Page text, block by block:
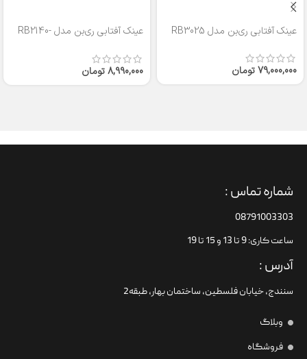
عینک آفتابی ری‌بن مدل RB3025
79,000,000تومان
عینک آفتابی ری‌بن مدل RB2140-
8,990,000تومان
شماره تماس :
08791003303
ساعت کاری: 9 تا 13 و 15 تا 19
آدرس :
سنندج، خیابان فلسطین،‌ ساختمان بهار، طبقه2
وبلاگ
فروشگاه